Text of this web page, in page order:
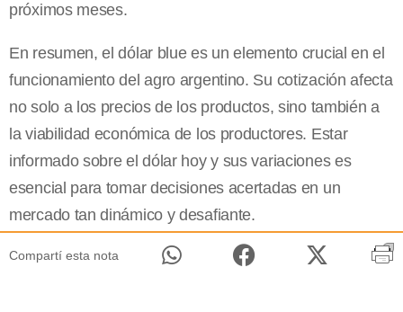
próximos meses.
En resumen, el dólar blue es un elemento crucial en el
funcionamiento del agro argentino. Su cotización afecta
no solo a los precios de los productos, sino también a
la viabilidad económica de los productores. Estar
informado sobre el dólar hoy y sus variaciones es
esencial para tomar decisiones acertadas en un
mercado tan dinámico y desafiante.
Compartí esta nota